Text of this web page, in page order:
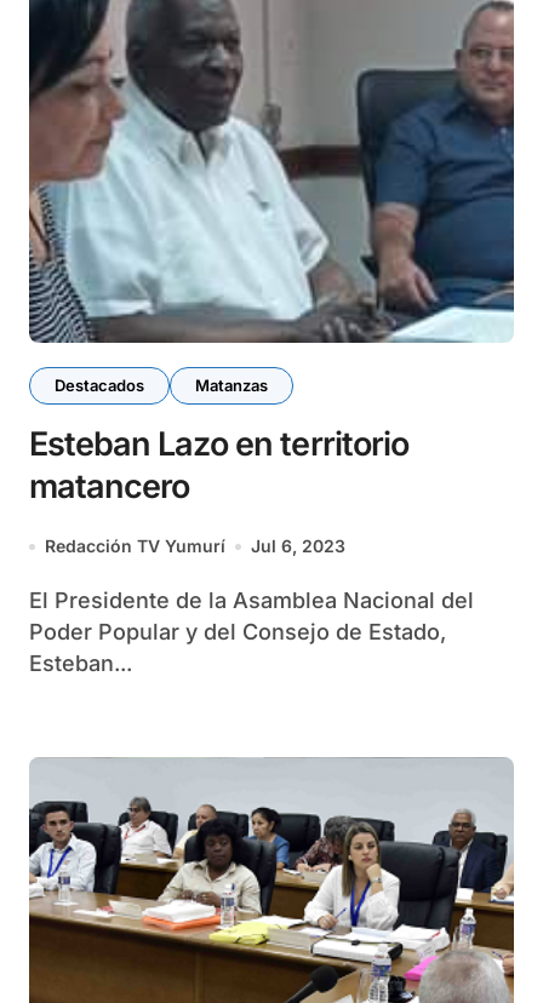
Destacados Matanzas
Esteban Lazo en territorio
matancero
Redacción TV Yumurí Jul 6, 2023
El Presidente de la Asamblea Nacional del
Poder Popular y del Consejo de Estado,
Esteban...